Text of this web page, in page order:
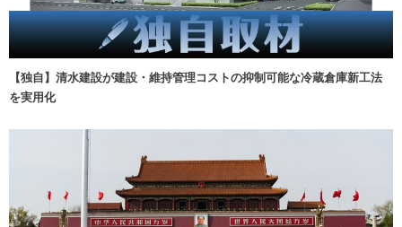
【独自】清水建設が建設・維持管理コストの抑制可能な冷蔵倉庫新工法
を実用化